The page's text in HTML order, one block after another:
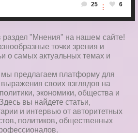
25 6
раздел "Мнения" на нашем сайте!
точки зрения и
о самых актуальных темах и
предлагаем платформу для
своих взглядов на
экономики, общества и
вы найдете статьи,
и интервью от авторитетных
политиков, общественных